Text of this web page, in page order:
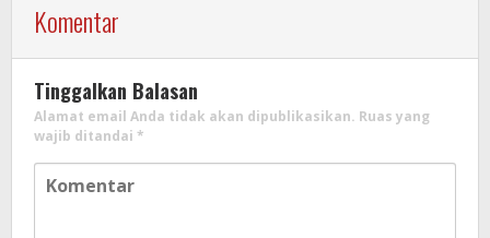
Komentar
Tinggalkan Balasan
Alamat email Anda tidak akan dipublikasikan. Ruas yang
wajib ditandai *